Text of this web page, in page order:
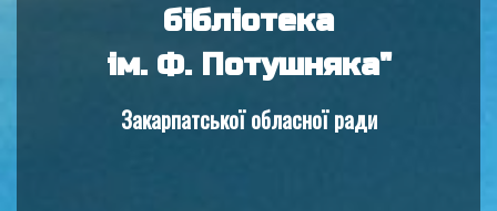
бібліотека
ім. Ф. Потушняка"
Закарпатської обласної ради